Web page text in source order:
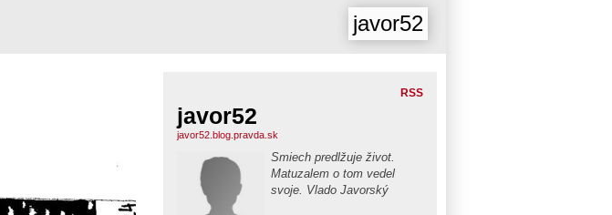
javor52
RSS
javor52
javor52.blog.pravda.sk
Smiech predlžuje život.
Matuzalem o tom vedel
svoje. Vlado Javorský